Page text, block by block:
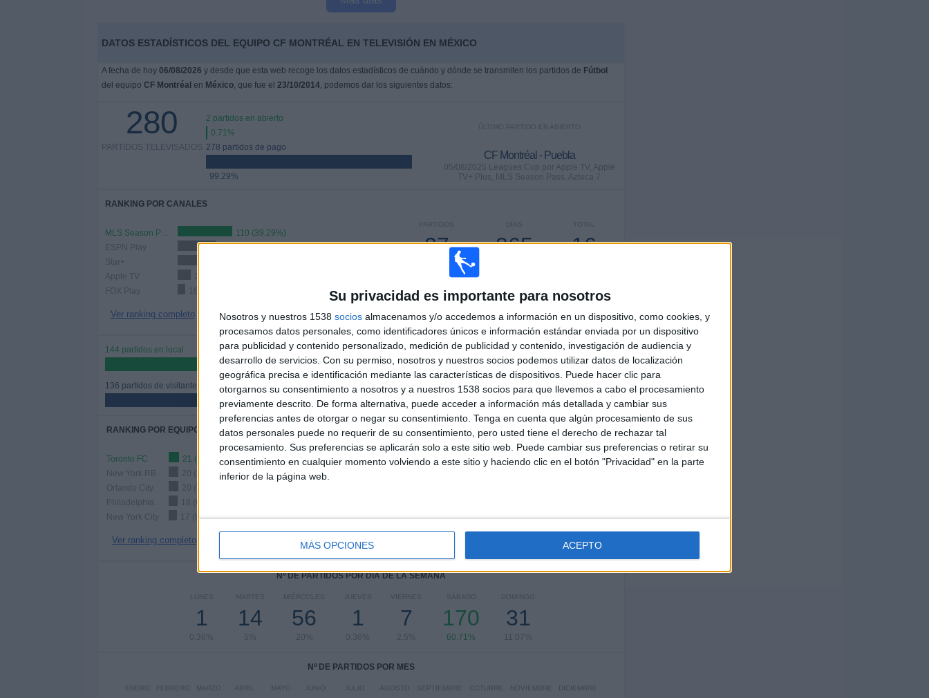
Su privacidad es importante para nosotros
Nosotros y nuestros 1538 socios almacenamos y/o accedemos a información en un dispositivo, como cookies, y
procesamos datos personales, como identificadores únicos e información estándar enviada por un dispositivo
para publicidad y contenido personalizado, medición de publicidad y contenido, investigación de audiencia y
desarrollo de servicios. Con su permiso, nosotros y nuestros socios podemos utilizar datos de localización
geográfica precisa e identificación mediante las características de dispositivos. Puede hacer clic para
otorgarnos su consentimiento a nosotros y a nuestros 1538 socios para que llevemos a cabo el procesamiento
previamente descrito. De forma alternativa, puede acceder a información más detallada y cambiar sus
preferencias antes de otorgar o negar su consentimiento. Tenga en cuenta que algún procesamiento de sus
datos personales puede no requerir de su consentimiento, pero usted tiene el derecho de rechazar tal
procesamiento. Sus preferencias se aplicarán solo a este sitio web. Puede cambiar sus preferencias o retirar su
consentimiento en cualquier momento volviendo a este sitio y haciendo clic en el botón "Privacidad" en la parte
inferior de la página web.
MÁS OPCIONES ACEPTO
DATOS ESTADÍSTICOS DEL EQUIPO CF MONTRÉAL EN TELEVISIÓN EN MÉXICO
A fecha de hoy 06/08/2026 y desde que esta web recoge los datos estadísticos de cuándo y dónde se transmiten los partidos de Fútbol
del equipo CF Montréal en México, que fue el 23/10/2014, podemos dar los siguientes datos:
280
PARTIDOS TELEVISADOS
2 partidos en abierto
0.71%
278 partidos de pago
99.29%
ÚLTIMO PARTIDO EN ABIERTO
CF Montréal - Puebla
05/08/2025 Leagues Cup por Apple TV, Apple
TV+ Plus, MLS Season Pass, Azteca 7
RANKING POR CANALES
MLS Season Pass
110 (39.29%)
ESPN Play
Star+
Apple TV
26 (9.29%)
FOX Play
Ver ranking completo
TOTAL
16
DÍAS
365
PARTIDOS
27
CONSECUTIVOS
DE PAGO
144 partidos en local
51.43%
136 partidos de visitante
48.57%
TOTAL
39
MÁXIMO
21
VS Toronto FC
TOTAL
3
RANKING POR EQUIPOS
Toronto FC
21 (7.5%)
New York RB
20 (7.14%)
Orlando City
20 (7.14%)
18 (6.43%)
New York City
17 (6.07%)
Ver ranking completo
RANKING POR COMPETICIONES
MLS
261 (93.21%)
Nº DE PARTIDOS POR DÍA DE LA SEMANA
LUNES
1
0.36%
MARTES
14
5%
MIÉRCOLES
56
20%
JUEVES
1
0.36%
VIERNES
7
2.5%
SÁBADO
170
60.71%
DOMINGO
31
11.07%
Nº DE PARTIDOS POR MES
ENERO FEBRERO MARZO ABRIL MAYO JUNIO JULIO AGOSTO SEPTIEMBRE OCTUBRE NOVIEMBRE DICIEMBRE